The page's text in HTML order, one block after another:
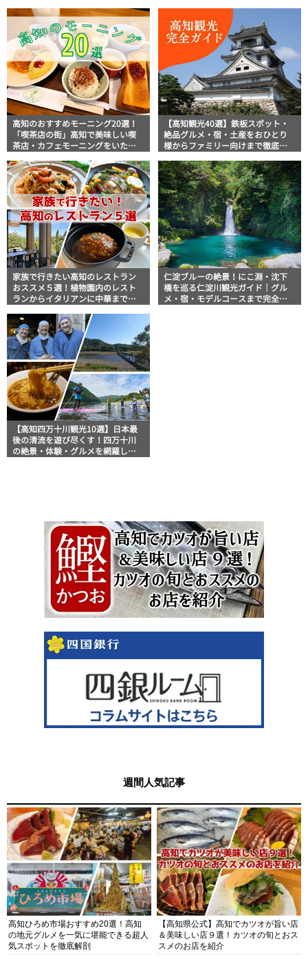
高知のおすすめモーニング20選！
「喫茶店の街」高知で美味しい喫
茶店・カフェモーニングをいただ
【高知観光40選】鉄板スポット・
絶品グルメ・宿・土産をおひとり
様からファミリー向けまで徹底解
家族で行きたい高知のレストラン
おススメ５選！植物園内のレスト
ランからイタリアンに中華まで楽
仁淀ブルーの絶景！にこ淵・沈下
橋を巡る仁淀川観光ガイド｜グル
メ・宿・モデルコースまで完全網
【高知四万十川観光10選】日本最
後の清流を遊び尽くす！四万十川
の絶景・体験・グルメを網羅した
週間人気記事
高知ひろめ市場おすすめ20選！高知
の地元グルメを一気に堪能できる超人
気スポットを徹底解剖
【高知県公式】高知でカツオが旨い店
＆美味しい店９選！カツオの旬とおス
スメのお店を紹介